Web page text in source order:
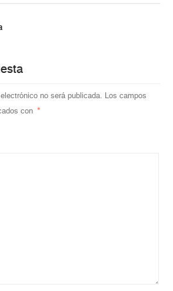
no será publicada. Los campos
con
*